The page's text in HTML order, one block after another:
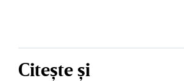
Citește și